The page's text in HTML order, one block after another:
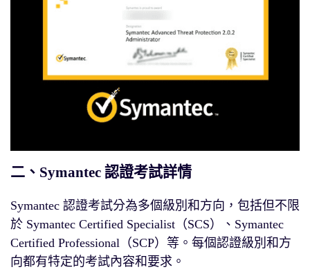
二、Symantec 認證考試詳情
Symantec 認證考試分為多個級別和方向，包括但不限
於 Symantec Certified Specialist（SCS）、Symantec
Certified Professional（SCP）等。每個認證級別和方
向都有特定的考試內容和要求。